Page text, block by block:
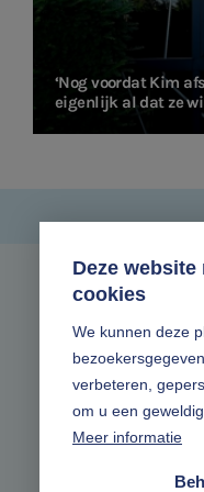
Deze
cookies
We kunnen deze
verbeteren,
om u een
Meer informatie
‘Nog voordat Kim
eigenlijk al dat ze